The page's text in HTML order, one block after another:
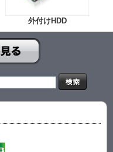
外付けHDD